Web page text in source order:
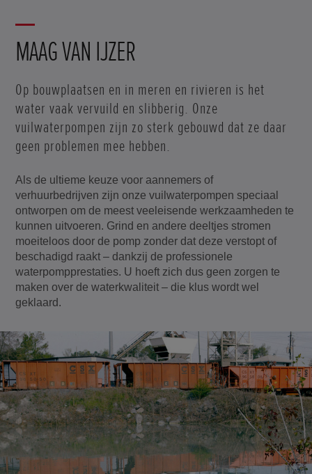
MAAG VAN IJZER
Op bouwplaatsen en in meren en rivieren is het
water vaak vervuild en slibberig. Onze
vuilwaterpompen zijn zo sterk gebouwd dat ze daar
geen problemen mee hebben.
Als de ultieme keuze voor aannemers of
verhuurbedrijven zijn onze vuilwaterpompen speciaal
ontworpen om de meest veeleisende werkzaamheden te
kunnen uitvoeren. Grind en andere deeltjes stromen
moeiteloos door de pomp zonder dat deze verstopt of
beschadigd raakt – dankzij de professionele
waterpompprestaties. U hoeft zich dus geen zorgen te
maken over de waterkwaliteit – die klus wordt wel
geklaard.